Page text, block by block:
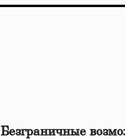
Безграничные